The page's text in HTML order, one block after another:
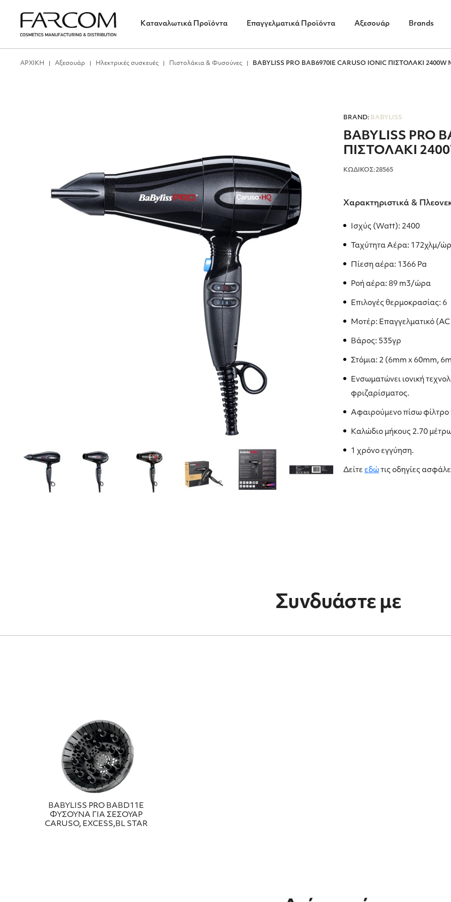
Καταναλωτικά Προϊόντα Επαγγελματικά Προϊόντα Αξεσουάρ Brands
ΑΡΧΙΚΗ Αξεσουάρ Ηλεκτρικές συσκευές Πιστολάκια & Φυσούνες BABYLISS PRO BAB6970IE CARUSO IONIC ΠΙΣΤΟΛΑΚΙ
BRAND: BABYLISS
BABYLISS PRO
ΠΙΣΤΟΛΑΚΙ
ΚΩΔΙΚΟΣ:28565
Χαρακτηριστικά &
Ισχύς (Watt): 2400
Ταχύτητα Αέρα: 172χλμ/
Πίεση αέρα: 1366 Pa
Ροή αέρα: 89 m3/ώρα
Επιλογές θερμοκρασίας: 6
Μοτέρ: Επαγγελματικό
Βάρος: 535γρ
Στόμια: 2 (6mm x 60mm,
Ενσωματώνει ιονική
φριζαρίσματος.
Αφαιρούμενο πίσω φίλτρο
Καλώδιο μήκους 2.70
1 χρόνο εγγύηση.
Δείτε εδώ τις οδηγίες
Συνδυάστε με
BABYLISS PRO BABD11E
ΦΥΣΟΥΝΑ ΓΙΑ ΣΕΣΟΥΑΡ
CARUSO, EXCESS,BL STAR